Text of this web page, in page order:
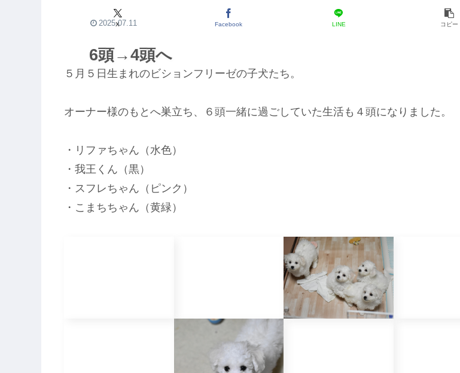
6頭→4頭へ
X Facebook LINE コピー
2025.07.11
５月５日生まれのビションフリーゼの子犬たち。
オーナー様のもとへ巣立ち、６頭一緒に過ごしていた生活も４頭になりました。
・リファちゃん（水色）
・我王くん（黒）
・スフレちゃん（ピンク）
・こまちちゃん（黄緑）